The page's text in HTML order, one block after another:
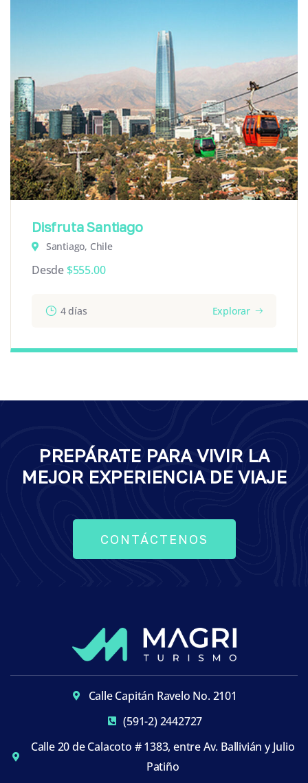
Disfruta Santiago
Santiago, Chile
Desde $555.00
4 días Explorar
PREPÁRATE PARA VIVIR LA
MEJOR EXPERIENCIA DE VIAJE
CONTÁCTENOS
Calle Capitán Ravelo No. 2101
(591-2) 2442727
Calle 20 de Calacoto # 1383, entre Av. Ballivián y Julio
Patiño